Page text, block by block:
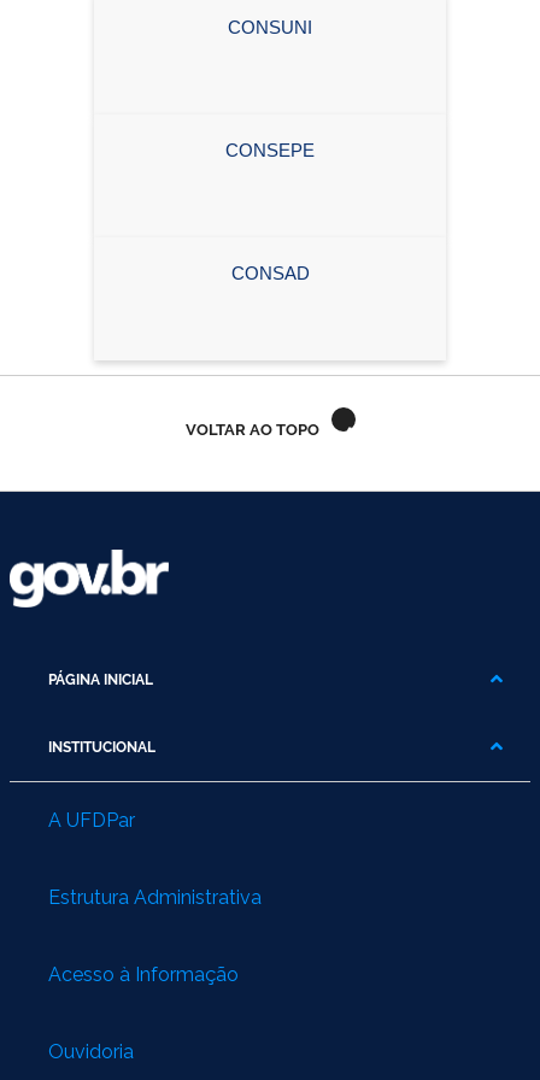
CONSUNI
CONSEPE
CONSAD
VOLTAR AO TOPO
PÁGINA INICIAL
INSTITUCIONAL
A UFDPar
Estrutura Administrativa
Acesso à Informação
Ouvidoria